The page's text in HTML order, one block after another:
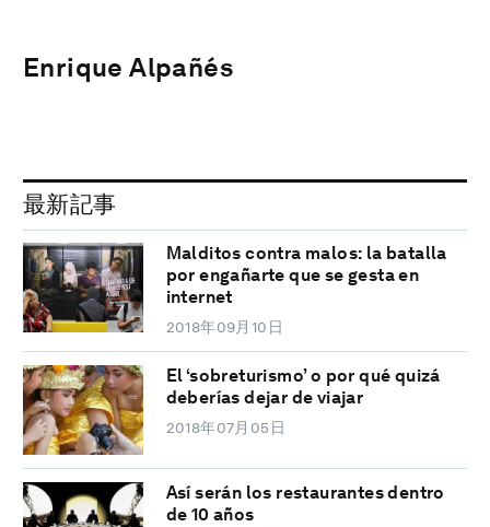
Enrique Alpañés
最新記事
Malditos contra malos: la batalla
por engañarte que se gesta en
internet
2018年09月10日
El ‘sobreturismo’ o por qué quizá
deberías dejar de viajar
2018年07月05日
Así serán los restaurantes dentro
de 10 años